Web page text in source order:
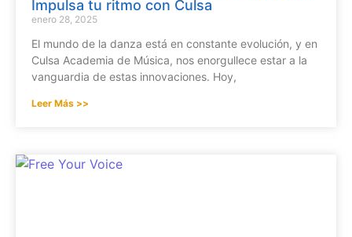
Impulsa tu ritmo con Culsa
enero 28, 2025
El mundo de la danza está en constante evolución, y en
Culsa Academia de Música, nos enorgullece estar a la
vanguardia de estas innovaciones. Hoy,
Leer Más >>